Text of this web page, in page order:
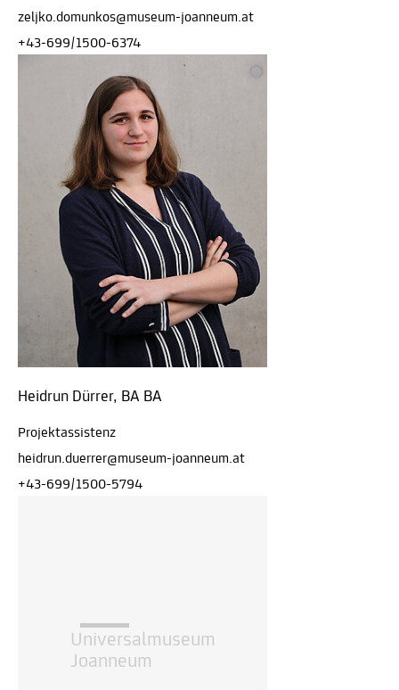
zeljko.domunkos@museum-joanneum.at
+43-699/1500-6374
Heidrun Dürrer, BA BA
Projektassistenz
heidrun.duerrer@museum-joanneum.at
+43-699/1500-5794
Universalmuseum
Joanneum